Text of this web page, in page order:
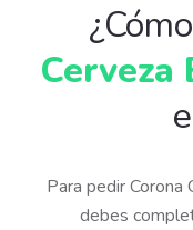
Cerveza
Para pedir Corona
debes